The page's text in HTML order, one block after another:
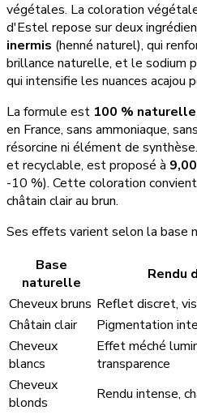
végétales. La coloration
d'Estel repose sur deux
inermis (henné naturel), qui
brillance naturelle, et le sodium
qui intensifie les nuances acajou
La formule est 100 %
en France, sans ammoniaque,
résorcine ni élément de
et recyclable, est proposé à
-10 %). Cette coloration
châtain clair au brun.
Ses effets varient selon la base
Base
naturelle
Rendu
Cheveux bruns Reflet discret,
Châtain clair
Pigmentation
Cheveux
blancs
Effet méché
transparence
Cheveux
blonds
Rendu intense,